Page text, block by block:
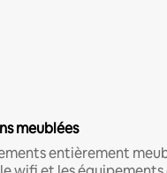
meublées
entièrement